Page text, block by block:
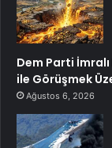
Dem Parti
ile Görüşmek
Ağustos 6, 2026